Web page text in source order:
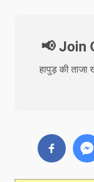
📢 Join
हापुड़ की ताजा